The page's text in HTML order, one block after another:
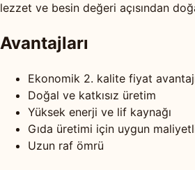
lezzet ve besin değeri açısından
Avantajları
Ekonomik 2. kalite fiyat
Doğal ve katkısız üretim
Yüksek enerji ve lif kaynağı
Gıda üretimi için uygun
Uzun raf ömrü